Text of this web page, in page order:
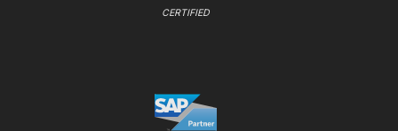
CERTIFIED